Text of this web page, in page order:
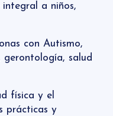
a niños,
con Autismo,
gerontología, salud
física y el
prácticas y